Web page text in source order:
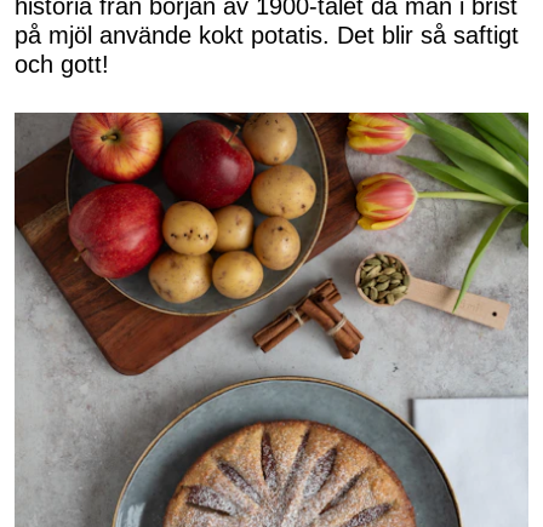
historia från början av 1900-talet då man i brist
på mjöl använde kokt potatis. Det blir så saftigt
och gott!